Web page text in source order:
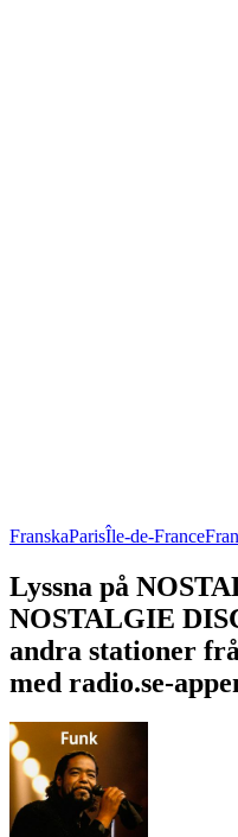
FranskaParisÎle-de-France
Lyssna på
NOSTALGIE
andra stationer
med radio.se-